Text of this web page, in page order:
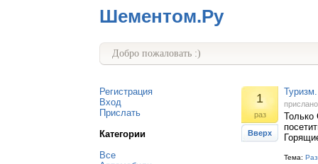
Шементом.Ру
Добро пожаловать :)
Регистрация
Вход
Прислать
Категории
Все
1
раз
Вверх
Только
Тема: